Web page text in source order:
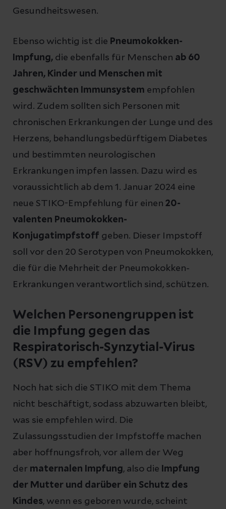
Gesundheitswesen.
Ebenso wichtig ist die Pneumokokken-
Impfung, die ebenfalls für Menschen ab 60
Jahren, Kinder und Menschen mit
geschwächten Immunsystem empfohlen
wird. Zudem sollten sich Personen mit
chronischen Erkrankungen der Lunge und des
Herzens, behandlungsbedürftigem Diabetes
und bestimmten neurologischen
Erkrankungen impfen lassen. Dazu wird es
voraussichtlich ab dem 1. Januar 2024 eine
neue STIKO-Empfehlung für einen 20-
valenten Pneumokokken-
Konjugatimpfstoff geben. Dieser Impstoff
soll vor den 20 Serotypen von Pneumokokken,
die für die Mehrheit der Pneumokokken-
Erkrankungen verantwortlich sind, schützen.
Welchen Personengruppen ist
die Impfung gegen das
Respiratorisch-Synzytial-Virus
(RSV) zu empfehlen?
Noch hat sich die STIKO mit dem Thema
nicht beschäftigt, sodass abzuwarten bleibt,
was sie empfehlen wird. Die
Zulassungsstudien der Impfstoffe machen
aber hoffnungsfroh, vor allem der Weg
der maternalen Impfung, also die
Impfung
der Mutter und darüber ein Schutz des
Kindes, wenn es geboren wurde, scheint